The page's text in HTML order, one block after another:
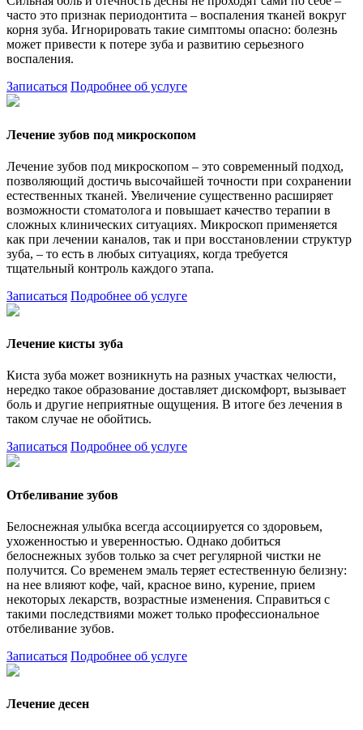
часто это признак периодонтита – воспаления тканей вокруг
корня зуба. Игнорировать такие симптомы опасно: болезнь
может привести к потере зуба и развитию серьезного
воспаления.
Записаться Подробнее об услуге
Лечение зубов под микроскопом
Лечение зубов под микроскопом – это современный подход,
позволяющий достичь высочайшей точности при сохранении
естественных тканей. Увеличение существенно расширяет
возможности стоматолога и повышает качество терапии в
сложных клинических ситуациях. Микроскоп применяется
как при лечении каналов, так и при восстановлении структур
зуба, – то есть в любых ситуациях, когда требуется
тщательный контроль каждого этапа.
Записаться Подробнее об услуге
Лечение кисты зуба
Киста зуба может возникнуть на разных участках челюсти,
нередко такое образование доставляет дискомфорт, вызывает
боль и другие неприятные ощущения. В итоге без лечения в
таком случае не обойтись.
Записаться Подробнее об услуге
Отбеливание зубов
Белоснежная улыбка всегда ассоциируется со здоровьем,
ухоженностью и уверенностью. Однако добиться
белоснежных зубов только за счет регулярной чистки не
получится. Со временем эмаль теряет естественную белизну:
на нее влияют кофе, чай, красное вино, курение, прием
некоторых лекарств, возрастные изменения. Справиться с
такими последствиями может только профессиональное
отбеливание зубов.
Записаться Подробнее об услуге
Лечение десен